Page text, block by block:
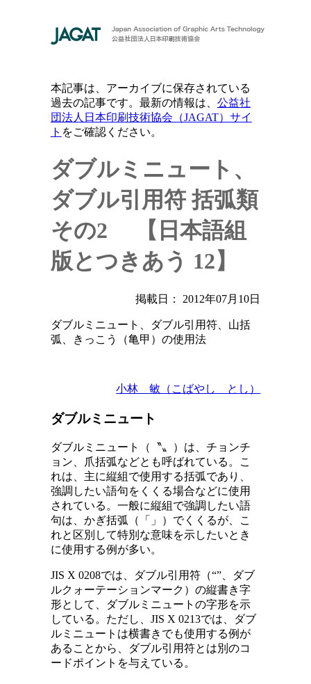
本記事は、アーカイブに保存されている
過去の記事です。最新の情報は、 公益社
団法人日本印刷技術協会（JAGAT）サイ
ト をご確認ください。
ダブルミニュート、
ダブル引用符括弧類
その2 【日本語組
版とつきあう 12】
掲載日： 2012年07月10日
ダブルミニュート、ダブル引用符、山括
弧、きっこう（亀甲）の使用法
小林 敏（こばやし とし）
ダブルミニュート
ダブルミニュート（〝〟）は、チョンチ
ョン、爪括弧などとも呼ばれている。こ
れは、主に縦組で使用する括弧であり、
強調したい語句をくくる場合などに使用
されている。一般に縦組で強調したい語
句は、かぎ括弧（「」）でくくるが、こ
れと区別して特別な意味を示したいとき
に使用する例が多い。
JIS X 0208では、ダブル引用符（“”、ダブ
ルクォーテーションマーク）の縦書き字
形として、ダブルミニュートの字形を示
している。ただし、JIS X 0213では、ダブ
ルミニュートは横書きでも使用する例が
あることから、ダブル引用符とは別のコ
ードポイントを与えている。